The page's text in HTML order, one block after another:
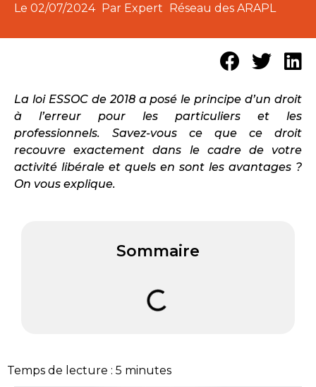
Le 02/07/2024 Par Expert Réseau des ARAPL
La loi ESSOC de 2018 a posé le principe d’un droit
à l’erreur pour les particuliers et les
professionnels. Savez-vous ce que ce droit
recouvre exactement dans le cadre de votre
activité libérale et quels en sont les avantages ?
On vous explique.
Sommaire
Temps de lecture : 5 minutes